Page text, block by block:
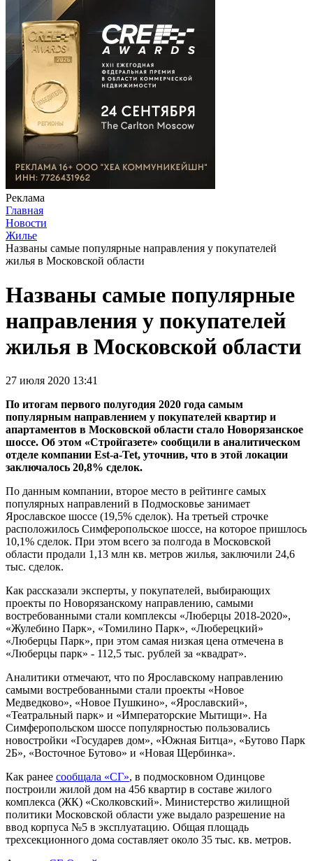
Реклама
Главная
Новости
Жилье
Названы самые популярные направления у покупателей
жилья в Московской области
Названы самые популярные
направления у покупателей
жилья в Московской области
27 июля 2020 13:41
По итогам первого полугодия 2020 года самым
популярным направлением у покупателей квартир и
апартаментов в Московской области стало Новорязанское
шоссе. Об этом «Стройгазете» сообщили в аналитическом
отделе компании Est-a-Tet, уточнив, что в этой локации
заключалось 20,8% сделок.
По данным компании, второе место в рейтинге самых
популярных направлений в Подмосковье занимает
Ярославское шоссе (19,5% сделок). На третьей строчке
расположилось Симферопольское шоссе, на которое пришлось
10,1% сделок. При этом всего за полгода в Московской
области продали 1,13 млн кв. метров жилья, заключили 24,6
тыс. сделок.
Как рассказали эксперты, у покупателей, выбирающих
проекты по Новорязанскому направлению, самыми
востребованными стали комплексы «Люберцы 2018-2020»,
«Жулебино Парк», «Томилино Парк», «Люберецкий»
«Люберцы Парк», при этом самая низкая цена отмечена в
«Люберцы парк» - 112,5 тыс. рублей за «квадрат».
Аналитики отмечают, что по Ярославскому направлению
самыми востребованными стали проекты «Новое
Медведково», «Новое Пушкино», «Ярославский»,
«Театральный парк» и «Императорские Мытищи». На
Симферопольском шоссе популярностью пользовались
новостройки «Государев дом», «Южная Битца», «Бутово Парк
2Б», «Восточное Бутово» и «Новая Щербинка».
Как ранее сообщала «СГ», в подмосковном Одинцове
построили жилой дом на 456 квартир в составе жилого
комплекса (ЖК) «Сколковский». Министерство жилищной
политики Московской области уже выдало разрешение на
ввод корпуса №5 в эксплуатацию. Общая площадь
трехсекционного дома составляет около 35 тыс. кв. метров.